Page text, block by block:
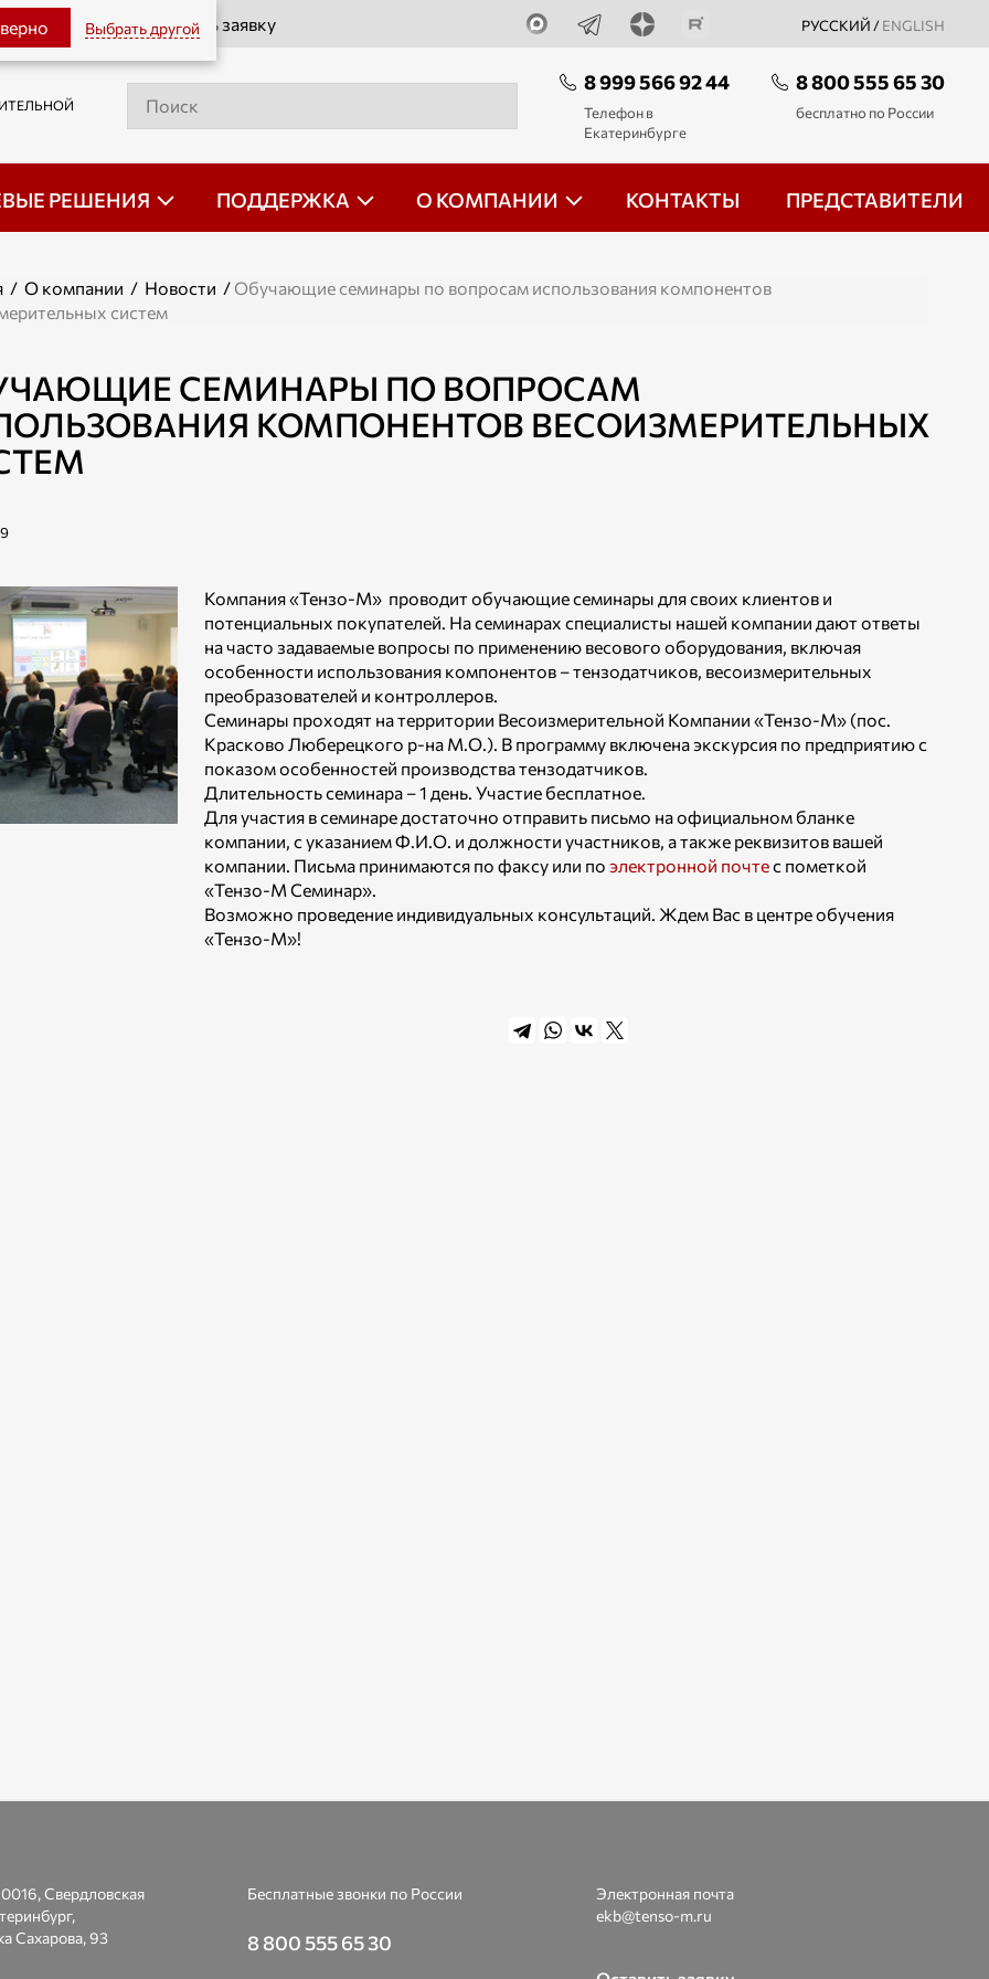
Выбрать другой РУССКИЙ / ENGLISH
Оставить заявку
8 999 566 92 44
Телефон в
Екатеринбурге
8 800 555 65 30
бесплатно по России
РЕШЕНИЯ ПОДДЕРЖКА О КОМПАНИИ КОНТАКТЫ ПРЕДСТАВИТЕЛИ
/ О компании / Новости / Обучающие семинары по вопросам использования компонентов
систем
СЕМИНАРЫ ПО ВОПРОСАМ
КОМПОНЕНТОВ ВЕСОИЗМЕРИТЕЛЬНЫХ
Компания «Тензо-М» проводит обучающие семинары для своих клиентов и
потенциальных покупателей. На семинарах специалисты нашей компании дают ответы
на часто задаваемые вопросы по применению весового оборудования, включая
особенности использования компонентов – тензодатчиков, весоизмерительных
преобразователей и контроллеров.
Семинары проходят на территории Весоизмерительной Компании «Тензо-М» (пос.
Красково Люберецкого р-на М.О.). В программу включена экскурсия по предприятию с
показом особенностей производства тензодатчиков.
Длительность семинара – 1 день. Участие бесплатное.
Для участия в семинаре достаточно отправить письмо на официальном бланке
компании, с указанием Ф.И.О. и должности участников, а также реквизитов вашей
компании. Письма принимаются по факсу или по электронной почтес пометкой
«Тензо-М Семинар».
Возможно проведение индивидуальных консультаций. Ждем Вас в центре обучения
«Тензо-М»!
Свердловская
Сахарова, 93
Бесплатные звонки по России
8 800 555 65 30
Электронная почта
ekb@tenso-m.ru